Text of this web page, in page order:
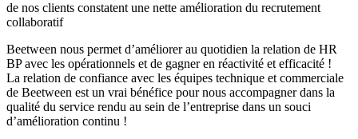
de nos clients constatent une nette amélioration du recrutement
collaboratif
Beetween nous permet d’améliorer au quotidien la relation de HR
BP avec les opérationnels et de gagner en réactivité et efficacité !
La relation de confiance avec les équipes technique et commerciale
de Beetween est un vrai bénéfice pour nous accompagner dans la
qualité du service rendu au sein de l’entreprise dans un souci
d’amélioration continu !